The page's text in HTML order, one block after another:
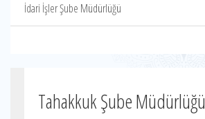
İdari İşler Şube Müdürlüğü
Tahakkuk Şube Müdürlüğü